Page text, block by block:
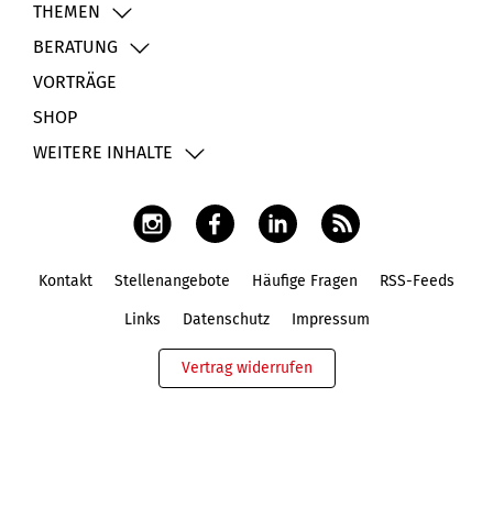
THEMEN
BERATUNG
VORTRÄGE
SHOP
WEITERE INHALTE
Kontakt Stellenangebote Häufige Fragen RSS-Feeds
Links Datenschutz Impressum
Vertrag widerrufen